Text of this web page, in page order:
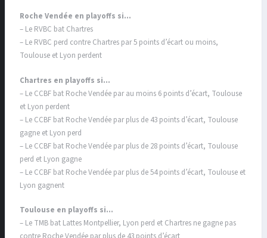
Roche Vendée en playoffs si…
– Le RVBC bat Chartres
– Le RVBC perd contre Chartres par 5 points d’écart ou moins,
Toulouse et Lyon perdent
Chartres en playoffs si…
– Le CCBF bat Roche Vendée par au moins 6 points d’écart, Toulouse
et Lyon perdent
– Le CCBF bat Roche Vendée par plus de 43 points d’écart, Toulouse
gagne et Lyon perd
– Le CCBF bat Roche Vendée par plus de 28 points d’écart, Toulouse
perd et Lyon gagne
– Le CCBF bat Roche Vendée par plus de 54 points d’écart, Toulouse et
Lyon gagnent
Toulouse en playoffs si…
– Le TMB bat Lattes Montpellier, Lyon perd et Chartres ne gagne pas